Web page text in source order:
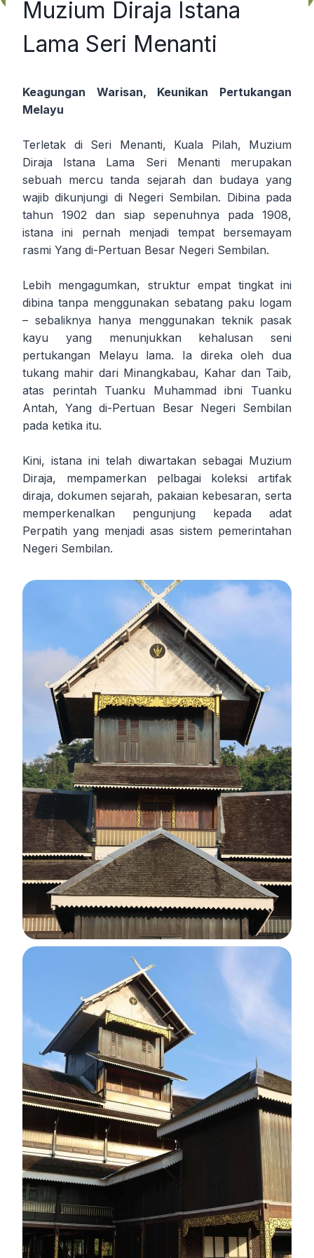
Muzium Diraja Istana
Lama Seri Menanti
Keagungan Warisan, Keunikan Pertukangan
Melayu
Terletak di Seri Menanti, Kuala Pilah, Muzium
Diraja Istana Lama Seri Menanti merupakan
sebuah mercu tanda sejarah dan budaya yang
wajib dikunjungi di Negeri Sembilan. Dibina pada
tahun 1902 dan siap sepenuhnya pada 1908,
istana ini pernah menjadi tempat bersemayam
rasmi Yang di-Pertuan Besar Negeri Sembilan.
Lebih mengagumkan, struktur empat tingkat ini
dibina tanpa menggunakan sebatang paku logam
– sebaliknya hanya menggunakan teknik pasak
kayu yang menunjukkan kehalusan seni
pertukangan Melayu lama. Ia direka oleh dua
tukang mahir dari Minangkabau, Kahar dan Taib,
atas perintah Tuanku Muhammad ibni Tuanku
Antah, Yang di-Pertuan Besar Negeri Sembilan
pada ketika itu.
Kini, istana ini telah diwartakan sebagai Muzium
Diraja, mempamerkan pelbagai koleksi artifak
diraja, dokumen sejarah, pakaian kebesaran, serta
memperkenalkan pengunjung kepada adat
Perpatih yang menjadi asas sistem pemerintahan
Negeri Sembilan.